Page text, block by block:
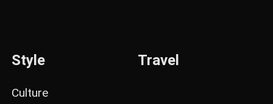
Style
Culture
Travel